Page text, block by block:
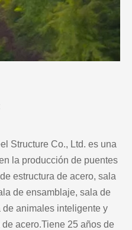
Structure Co., Ltd. es una
la producción de puentes
estructura de acero, sala
de ensamblaje, sala de
animales inteligente y
acero.Tiene 25 años de